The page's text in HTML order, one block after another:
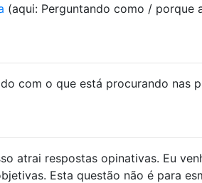
(aqui: Perguntando como / porque
com o que está procurando nas
atrai respostas opinativas. Eu
Esta questão não é para